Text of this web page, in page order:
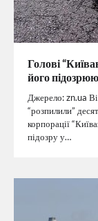
Голові
його
Джерело: zn.ua
“розпилили”
корпорації
підозру у…